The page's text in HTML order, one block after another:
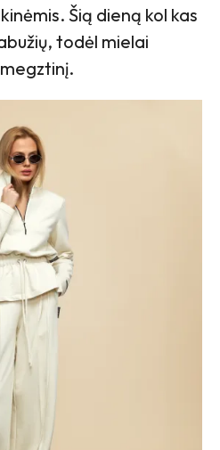
Šią dieną kol kas
todėl mielai